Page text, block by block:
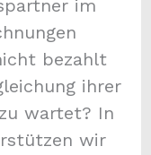
im
bezahlt
ihrer
wartet? In
wir